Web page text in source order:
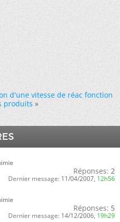
d'une vitesse de réac fonction
produits »
Réponses: 2
Dernier message: 11/04/2007, 12h56
Réponses: 5
Dernier message: 14/12/2006, 19h29